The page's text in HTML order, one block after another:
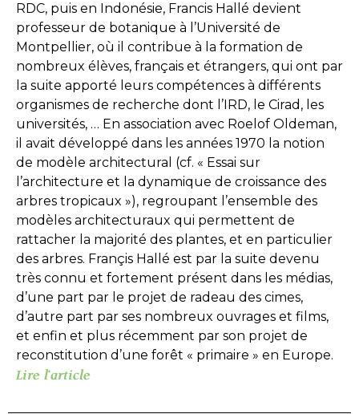
RDC, puis en Indonésie, Francis Hallé devient
professeur de botanique à l’Université de
Montpellier, où il contribue à la formation de
nombreux élèves, français et étrangers, qui ont par
la suite apporté leurs compétences à différents
organismes de recherche dont l’IRD, le Cirad, les
universités, … En association avec Roelof Oldeman,
il avait développé dans les années 1970 la notion
de modèle architectural (cf. « Essai sur
l’architecture et la dynamique de croissance des
arbres tropicaux »), regroupant l’ensemble des
modèles architecturaux qui permettent de
rattacher la majorité des plantes, et en particulier
des arbres. Françis Hallé est par la suite devenu
très connu et fortement présent dans les médias,
d’une part par le projet de radeau des cimes,
d’autre part par ses nombreux ouvrages et films,
et enfin et plus récemment par son projet de
reconstitution d’une forêt « primaire » en Europe.
Lire l'article